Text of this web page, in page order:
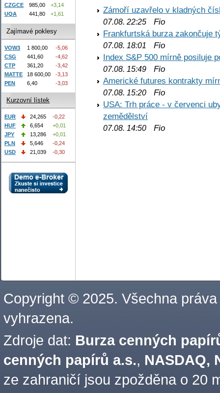
Zámoří uzavřelo v kladných
07.08. 22:25 Fio
Frankfurtská burza zakončuje
07.08. 18:01
Fio
Index S&P 500 mírně posiluje
07.08. 15:49 Fio
Americké futures kontrakty
07.08. 15:20 Fio
USA: Trh práce - v červenci
zemědělství
07.08. 14:50 Fio
CZGCE
985,00
+3,14
UQA
441,80 +1,61
Zajímavé poklesy
VOW3 1 800,00
-5,06
CSG
441,60
-4,62
CTP
361,20
-3,42
MATTE
18 600,00
-3,13
PEN
6,40 -3,03
Kurzovní lístek
EUR 24,265
-0,22
HUF
6,654
+0,01
JPY
13,286
+0,01
PLN
5,646
-0,24
USD
21,039 -0,30
Copyright © 2025. Všechna práva
vyhrazena.
Zdroje dat: Burza cenných
cenných papírů a.s., NASDAQ,
ze zahraničí jsou zpožděna o 20